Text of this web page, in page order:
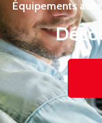
Équipements